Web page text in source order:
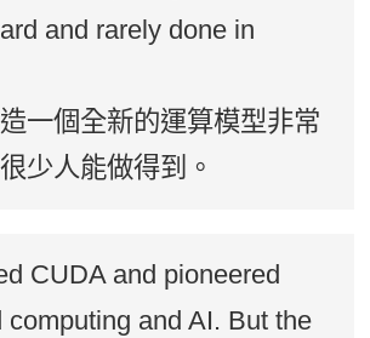
and rarely done in
一個全新的運算模型非常
少人能做得到。
CUDA and pioneered
computing and AI. But the